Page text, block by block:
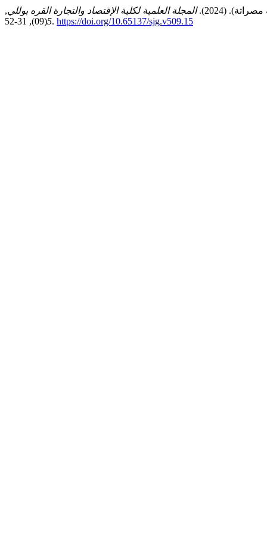
(2024). المجلة العلمية لكلية الإقتصاد والتجارة القره بوللي,
5(09), 31-52. https://doi.org/10.65137/sjg.v509.15